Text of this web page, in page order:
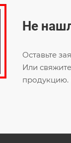
Не
Оставьте
Или
продукцию.